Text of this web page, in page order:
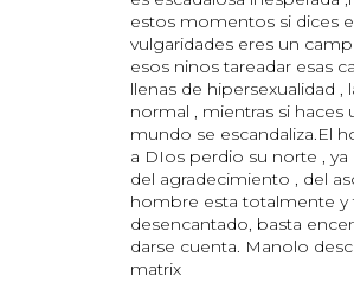
estos momentos si dices
vulgaridades eres un
esos ninos tareadar esas
llenas de hipersexualidad ,
normal , mientras si haces
mundo se escandaliza.El
a DIos perdio su norte ,
del agradecimiento , del
hombre esta totalmente y
desencantado, basta
darse cuenta. Manolo
matrix